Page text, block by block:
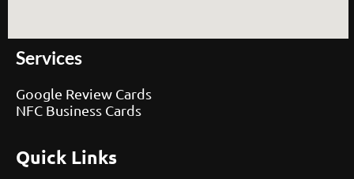
Services
Google Review Cards
NFC Business Cards
Quick Links